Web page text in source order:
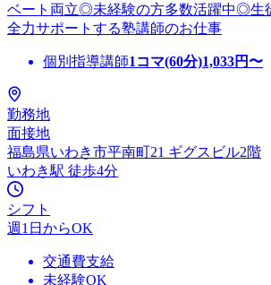
ベート両立◎未経験の方多数活躍中◎生
全力サポートする塾講師のお仕事
個別指導講師1コマ(60分)1,033円〜
勤務地
面接地
福島県いわき市平南町21 ギグスビル2階
いわき駅 徒歩4分
シフト
週1日からOK
交通費支給
未経験OK